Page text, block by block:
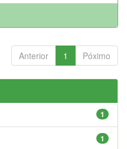
Anterior 1 Póximo
1
1